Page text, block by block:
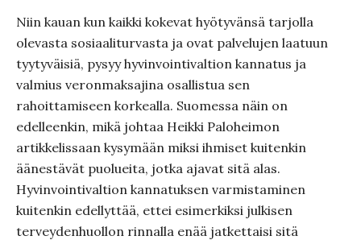
Niin kauan kun kaikki kokevat hyötyvänsä tarjolla
olevasta sosiaaliturvasta ja ovat palvelujen laatuun
tyytyväisiä, pysyy hyvinvointivaltion kannatus ja
valmius veronmaksajina osallistua sen
rahoittamiseen korkealla. Suomessa näin on
edelleenkin, mikä johtaa Heikki Paloheimon
artikkelissaan kysymään miksi ihmiset kuitenkin
äänestävät puolueita, jotka ajavat sitä alas.
Hyvinvointivaltion kannatuksen varmistaminen
kuitenkin edellyttää, ettei esimerkiksi julkisen
terveydenhuollon rinnalla enää jatkettaisi sitä